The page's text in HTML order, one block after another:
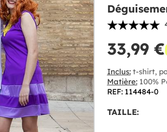
33,99 €
Inclus:t-shirt,
Matière:100%
REF: 114484-0
TAILLE: